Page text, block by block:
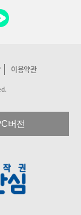
이용약관
버전